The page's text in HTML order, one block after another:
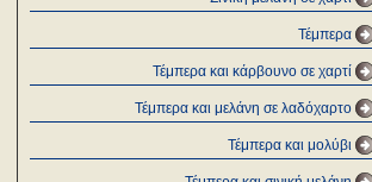
Τέμπερα
Τέμπερα και κάρβουνο σε χαρτί
Τέμπερα και μελάνη σε λαδόχαρτο
Τέμπερα και μολύβι